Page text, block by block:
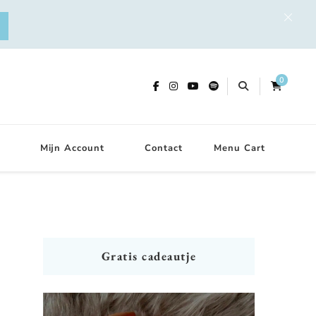
0
Mijn Account Contact Menu Cart
Gratis cadeautje